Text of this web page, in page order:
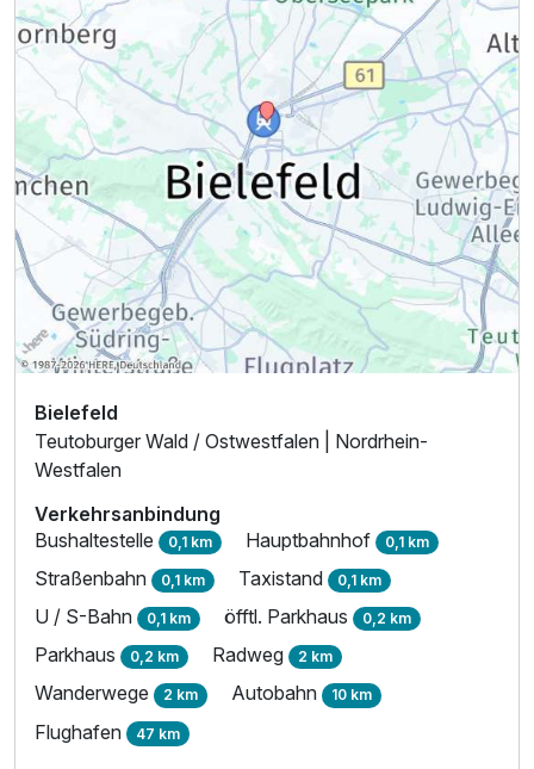
Bielefeld
Teutoburger Wald / Ostwestfalen | Nordrhein-
Westfalen
Verkehrsanbindung
Bushaltestelle 0,1 km Hauptbahnhof 0,1 km
Straßenbahn 0,1 km Taxistand 0,1 km
U / S-Bahn 0,1 km öfftl. Parkhaus 0,2 km
Parkhaus 0,2 km Radweg 2 km
Wanderwege 2 km Autobahn 10 km
Flughafen 47 km